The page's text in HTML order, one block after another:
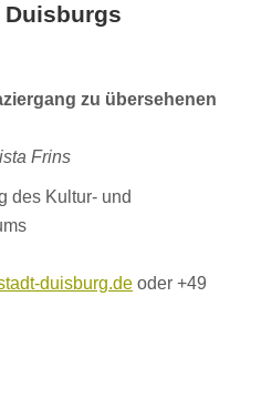
zu übersehenen
Frins
des Kultur- und
duisburg.de oder +49